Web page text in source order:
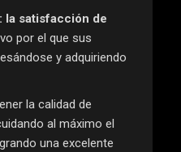
la satisfacción de
por el que sus
y adquiriendo
la calidad de
al máximo el
una excelente